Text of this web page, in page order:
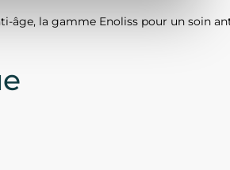
âge, la gamme Enoliss pour un soin